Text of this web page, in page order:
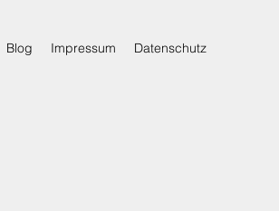
Blog Impressum Datenschutz